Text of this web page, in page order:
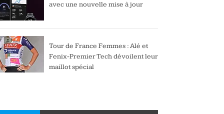
avec une nouvelle mise à jour
Tour de France Femmes : Alé et
Fenix-Premier Tech dévoilent leur
maillot spécial